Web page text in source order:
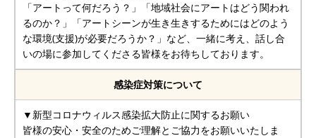
「アートって何だろう？」「地域社会にアートはどう関われ
るのか？」「アートシーンが生き生きするためにはどのよう
な環境(支援)が必要だろうか？」など、一緒に考え、話し合
いの場に参加してくださる皆様をお待ちしております。
感染症対策について
▼新型コロナウィルス感染拡大防止に関するお願い
皆様の安心・安全のためご理解とご協力をお願いいたしま